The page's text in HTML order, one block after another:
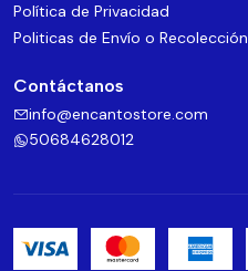
Política de Privacidad
Politicas de Envío o Recolección
Contáctanos
info@encantostore.com
50684628012